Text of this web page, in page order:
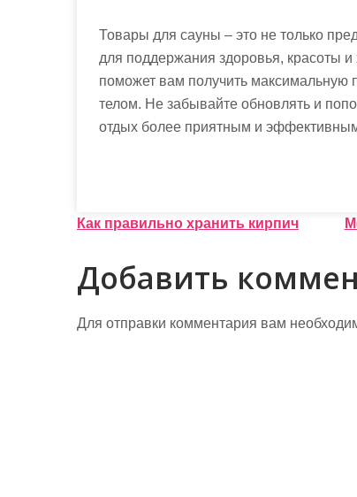
Товары для сауны – это не только
для поддержания здоровья, красоты
поможет вам получить максимальную
телом. Не забывайте обновлять и
отдых более приятным и
Н
а
в
и
Как правильно хранить кирпич
Добавить
Для отправки комментария вам